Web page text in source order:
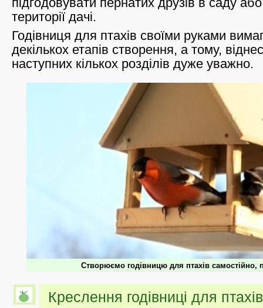
території дачі.
Годівниця для птахів своїми руками
декількох етапів створення, а тому,
наступних кількох розділів дуже уважно.
Створюємо годівницю для птахів самостійно,
Креслення годівниці для птахів